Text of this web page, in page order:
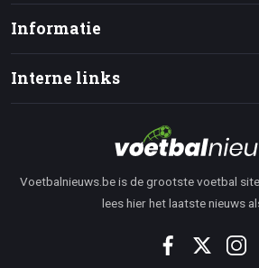
Informatie
Interne links
Voetbalnieuws.be is de grootste voetbal
lees hier het laatste nieuws